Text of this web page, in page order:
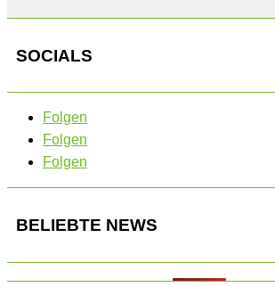
SOCIALS
Folgen
Folgen
Folgen
BELIEBTE NEWS